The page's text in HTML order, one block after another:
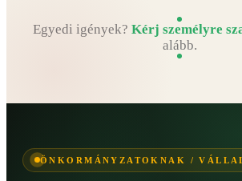
Egyedi igények? Kérj személyre
alább.
ÖNKORMÁNYZATOKNAK /